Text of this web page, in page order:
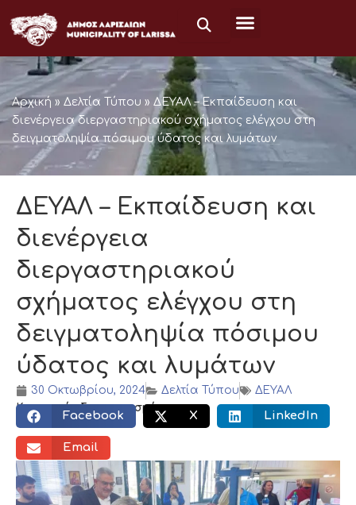
στο
περιεχόμενο
Αρχική » Δελτία Τύπου » ΔΕΥΑΛ – Εκπαίδευση και
διενέργεια διεργαστηριακού σχήματος ελέγχου στη
δειγματοληψία πόσιμου ύδατος και λυμάτων
ΔΕΥΑΛ – Εκπαίδευση και
διενέργεια
διεργαστηριακού
σχήματος ελέγχου στη
δειγματοληψία πόσιμου
ύδατος και λυμάτων
30 Οκτωβρίου, 2024 Δελτία Τύπου
ΔΕΥΑΛ
Κοινωνικός διαμοιρασμός:
Facebook X LinkedIn
Email